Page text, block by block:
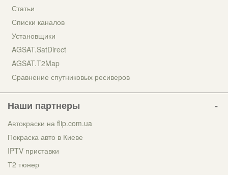
Статьи
Списки каналов
Установщики
AGSAT.SatDirect
AGSAT.T2Map
Сравнение спутниковых ресиверов
Наши партнеры
Автокраски на flip.com.ua
Покраска авто в Киеве
IPTV приставки
Т2 тюнер